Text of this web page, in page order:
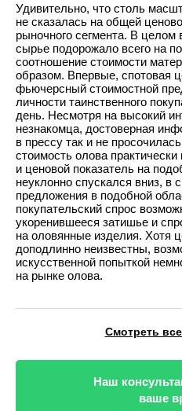
Удивительно, что столь
не сказалась на общей
рыночного сегмента. В
сырье подорожало всего на
соотношение стоимости
образом. Впервые, спотовая
фьючерсный стоимостной
личности таинственного
день. Несмотря на высокий
незнакомца, достоверная
в прессу так и не
стоимость олова
и ценовой показатель на
неуклонно спускался вниз, в
предложения в подобной
покупательский спрос
укоренившееся затишье и
на оловянные изделия. Хотя
доподлинно неизвестны,
искусственной попыткой
на рынке олова.
Смотреть
Наш
ваше